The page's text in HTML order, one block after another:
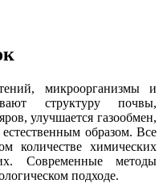
микроорганизмы и
структуру почвы,
улучшается газообмен,
образом. Все
количестве химических
Современные методы
подходе.